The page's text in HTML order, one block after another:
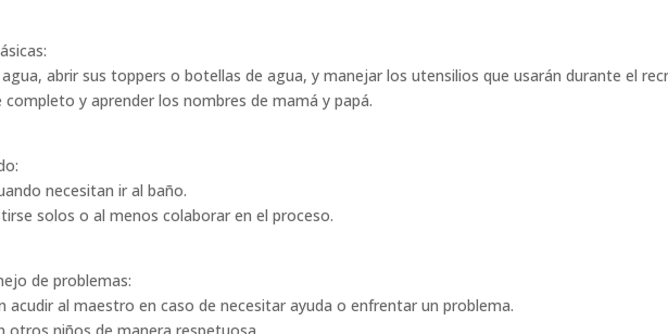
agua, abrir sus toppers o botellas de agua, y manejar los utensilios que usarán durante el
completo y aprender los nombres de mamá y papá.
necesitan ir al baño.
solos o al menos colaborar en el proceso.
de problemas:
acudir al maestro en caso de necesitar ayuda o enfrentar un problema.